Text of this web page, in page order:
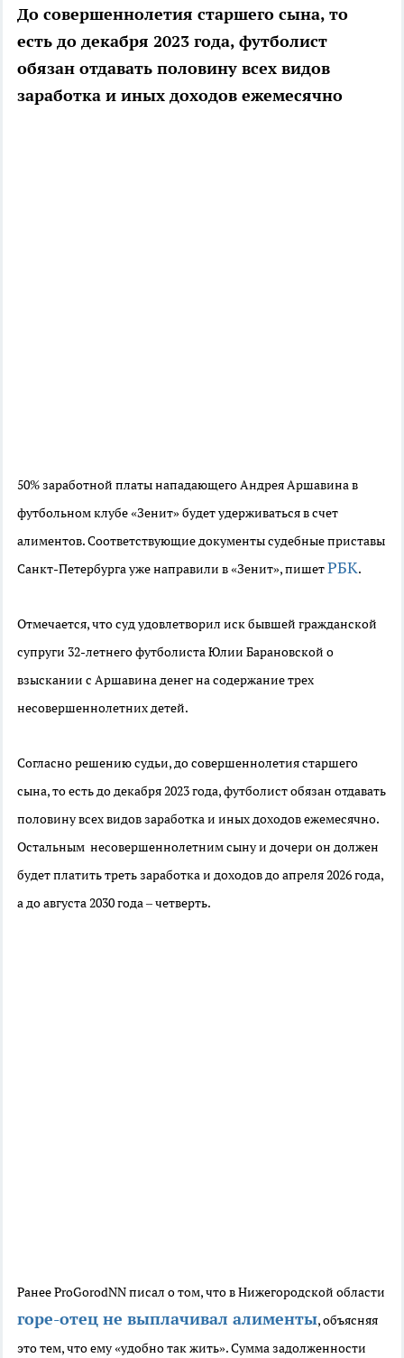
До совершеннолетия старшего сына, то
есть до декабря 2023 года, футболист
обязан отдавать половину всех видов
заработка и иных доходов ежемесячно
50% заработной платы нападающего Андрея Аршавина в
футбольном клубе «Зенит» будет удерживаться в счет
алиментов. Соответствующие документы судебные приставы
Санкт-Петербурга уже направили в «Зенит», пишетРБК.
Отмечается, что суд удовлетворил иск бывшей гражданской
супруги 32-летнего футболиста Юлии Барановской о
взыскании с Аршавина денег на содержание трех
несовершеннолетних детей.
Согласно решению судьи, до совершеннолетия старшего
сына, то есть до декабря 2023 года, футболист обязан отдавать
половину всех видов заработка и иных доходов ежемесячно.
Остальным несовершеннолетним сыну и дочери он должен
будет платить треть заработка и доходов до апреля 2026 года,
а до августа 2030 года – четверть.
Ранее ProGorodNN писал о том, что в Нижегородской области
горе-отец не выплачивал алименты, объясняя
это тем, что ему «удобно так жить». Сумма задолженности